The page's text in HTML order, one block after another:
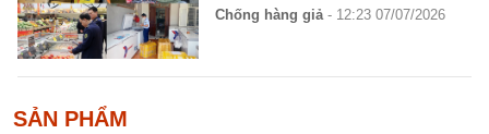
Chống hàng giả- 12:23 07/07/2026
SẢN PHẨM